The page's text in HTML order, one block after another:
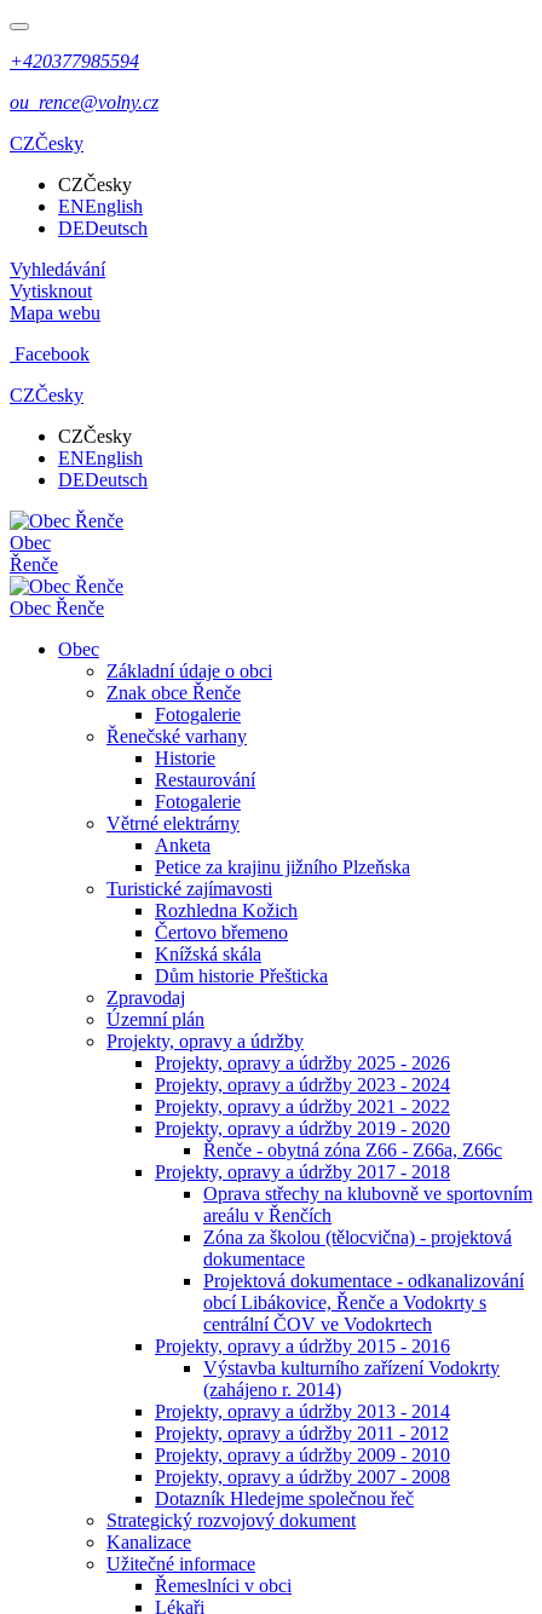
+420377985594
ou_rence@volny.cz
CZČesky
CZČesky
ENEnglish
DEDeutsch
Vyhledávání
Vytisknout
Mapa webu
Facebook
CZČesky
CZČesky
ENEnglish
DEDeutsch
Obec
Řenče
Obec Řenče
Obec
Základní údaje o obci
Znak obce Řenče
Fotogalerie
Řenečské varhany
Historie
Restaurování
Fotogalerie
Větrné elektrárny
Anketa
Petice za krajinu jižního Plzeňska
Turistické zajímavosti
Rozhledna Kožich
Čertovo břemeno
Knížská skála
Dům historie Přešticka
Zpravodaj
Územní plán
Projekty, opravy a údržby
Projekty, opravy a údržby 2025 - 2026
Projekty, opravy a údržby 2023 - 2024
Projekty, opravy a údržby 2021 - 2022
Projekty, opravy a údržby 2019 - 2020
Řenče - obytná zóna Z66 - Z66a, Z66c
Projekty, opravy a údržby 2017 - 2018
Oprava střechy na klubovně ve sportovním
areálu v Řenčích
Zóna za školou (tělocvična) - projektová
dokumentace
Projektová dokumentace - odkanalizování
obcí Libákovice, Řenče a Vodokrty s
centrální ČOV ve Vodokrtech
Projekty, opravy a údržby 2015 - 2016
Výstavba kulturního zařízení Vodokrty
(zahájeno r. 2014)
Projekty, opravy a údržby 2013 - 2014
Projekty, opravy a údržby 2011 - 2012
Projekty, opravy a údržby 2009 - 2010
Projekty, opravy a údržby 2007 - 2008
Dotazník Hledejme společnou řeč
Strategický rozvojový dokument
Kanalizace
Užitečné informace
Řemeslníci v obci
Lékaři